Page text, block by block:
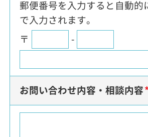
郵便番号を入力すると自動的
で入力されます。
お問い合わせ内容・相談内容